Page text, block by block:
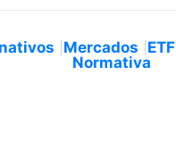
Mercados ETF
Normativa